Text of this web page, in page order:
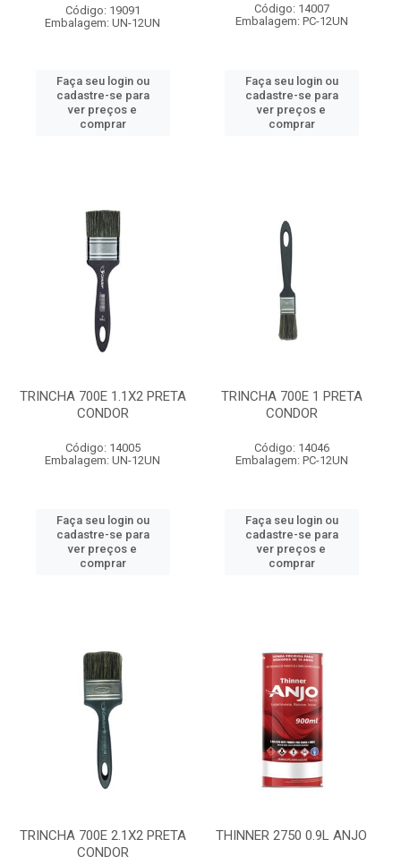
Código: 19091
Embalagem: UN-12UN
Faça seu login ou
cadastre-se para
ver preços e
comprar
Código: 14007
Embalagem: PC-12UN
Faça seu login ou
cadastre-se para
ver preços e
comprar
TRINCHA 700E 1.1X2 PRETA
CONDOR
Código: 14005
Embalagem: UN-12UN
Faça seu login ou
cadastre-se para
ver preços e
comprar
TRINCHA 700E 1 PRETA
CONDOR
Código: 14046
Embalagem: PC-12UN
Faça seu login ou
cadastre-se para
ver preços e
comprar
TRINCHA 700E 2.1X2 PRETA
CONDOR
THINNER 2750 0.9L ANJO